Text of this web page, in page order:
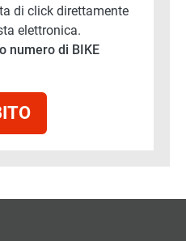
di click direttamente
elettronica.
numero di BIKE